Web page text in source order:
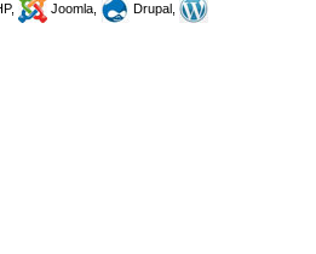
Joomla,
Drupal,